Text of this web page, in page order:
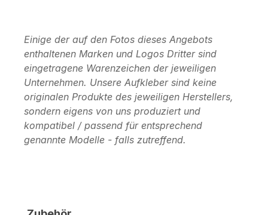
Einige der auf den Fotos dieses Angebots
enthaltenen Marken und Logos Dritter sind
eingetragene Warenzeichen der jeweiligen
Unternehmen. Unsere Aufkleber sind keine
originalen Produkte des jeweiligen Herstellers,
sondern eigens von uns produziert und
kompatibel / passend für entsprechend
genannte Modelle - falls zutreffend.
Produktgalerie überspringen